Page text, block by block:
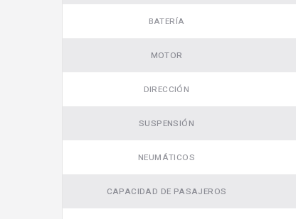
BATERÍA
MOTOR
DIRECCIÓN
SUSPENSIÓN
NEUMÁTICOS
CAPACIDAD DE PASAJEROS